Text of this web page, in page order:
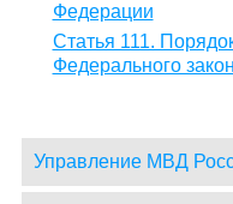
Федерации
Статья 111.
Федерального
Управление МВД